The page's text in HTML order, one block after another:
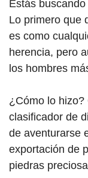
Estás
Lo primero que
es como
herencia, pero
los hombres
¿Cómo lo
clasificador de
de aventurarse
exportación de
piedras